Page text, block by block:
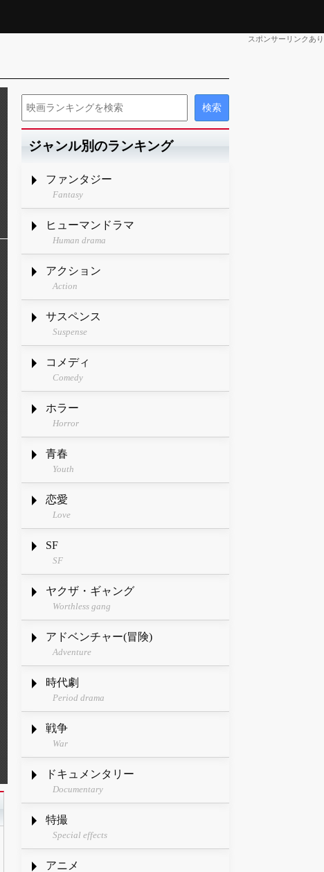
スポンサーリンクあり
ジャンル別のランキング
ファンタジー
Fantasy
ヒューマンドラマ
Human drama
アクション
Action
サスペンス
Suspense
コメディ
Comedy
ホラー
Horror
青春
Youth
恋愛
Love
SF
SF
ヤクザ・ギャング
Worthless gang
アドベンチャー(冒険)
Adventure
時代劇
Period drama
戦争
War
ドキュメンタリー
Documentary
特撮
Special effects
アニメ